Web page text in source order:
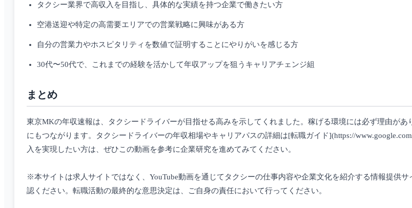
タクシー業界で高収入を目指し、具体的な実績を持つ企業で働きたい方
空港送迎や特定の高需要エリアでの営業戦略に興味がある方
自分の営業力やホスピタリティを数値で証明することにやりがいを感じる方
30代〜50代で、これまでの経験を活かして年収アップを狙うキャリアチェンジ組
まとめ
東京MKの年収速報は、タクシードライバーが目指せる高みを示してくれました。稼げる環境には必ず理由が
にもつながります。タクシードライバーの年収相場やキャリアパスの詳細は[転職ガイド](https://
入を実現したい方は、ぜひこの動画を参考に企業研究を進めてみてください。
※本サイトは求人サイトではなく、YouTube動画を通じてタクシーの仕事内容や企業文化を紹介する情報提供
認ください。転職活動の最終的な意思決定は、ご自身の責任において行ってください。